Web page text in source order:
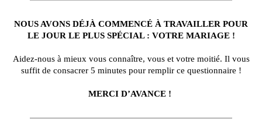
NOUS AVONS DÉJÀ COMMENCÉ À TRAVAILLER POUR
LE JOUR LE PLUS SPÉCIAL : VOTRE MARIAGE !
Aidez-nous à mieux vous connaître, vous et votre moitié. Il vous
suffit de consacrer 5 minutes pour remplir ce questionnaire !
MERCI D’AVANCE !